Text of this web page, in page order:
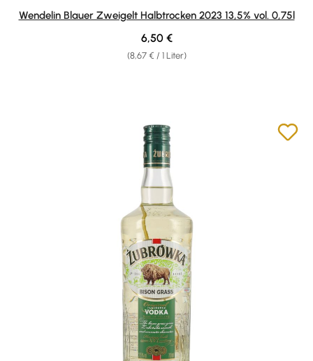
Durchschnittliche Bewertung von 4.86 von 5 Sternen
Wendelin Blauer Zweigelt Halbtrocken 2023 13,5% vol. 0,75l
(8,67 € / 1 Liter)
Regulärer Preis:
6,50 €